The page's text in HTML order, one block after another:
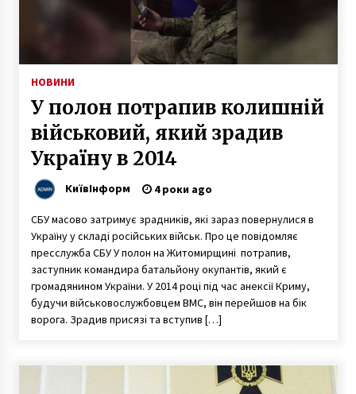
СБУ затримала у Києві чоловіка, який
намагався вбити офіцера ГУР МО
Суд дозволив ввести в експлуатацію
“Будинок-монстр” на столичному Подолі
5 років ago
“50. Зелена хвиля”: у Києві з’являться нові
дорожні знаки (ФОТО)
7 років ago
За вказання бажаної статі у вакансіях тепер
штрафуватимуть
5 років ago
Як допомогти підлітку справитися зі
НОВИНИ
У полон потрапив колишній
військовий, який зрадив
Україну в 2014
КиївІнформ 4 роки ago
СБУ масово затримує зрадників, які зараз повернулися в
Україну у складі російських військ. Про це повідомляє
пресслужба СБУ У полон на Житомирщині потрапив,
заступник командира батальйону окупантів, який є
громадянином України. У 2014 році під час анексії Криму,
будучи військовослужбовцем ВМС, він перейшов на бік
ворога. Зрадив присязі та вступив […]